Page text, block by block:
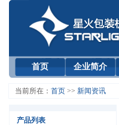
首页 企业简介
当前所在： 首页 >> 新闻资讯
产品列表